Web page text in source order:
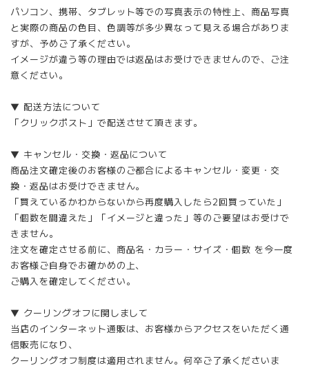
パソコン、携帯、タブレット等での写真表示の特性上、商品写真
と実際の商品の色目、色調等が多少異なって見える場合がありま
すが、予めご了承ください。
イメージが違う等の理由では返品はお受けできませんので、ご注
意ください。
▼ 配送方法について
「クリックポスト」で配送させて頂きます。
▼ キャンセル・交換・返品について
商品注文確定後のお客様のご都合によるキャンセル・変更・交
換・返品はお受けできません。
「買えているかわからないから再度購入したら2回買っていた」
「個数を間違えた」「イメージと違った」等のご要望はお受けで
きません。
注文を確定させる前に、商品名・カラー・サイズ・個数 を今一度
お客様ご自身でお確かめの上、
ご購入を確定してください。
▼ クーリングオフに関しまして
当店のインターネット通販は、お客様からアクセスをいただく通
信販売になり、
クーリングオフ制度は適用されません。何卒ご了承くださいま